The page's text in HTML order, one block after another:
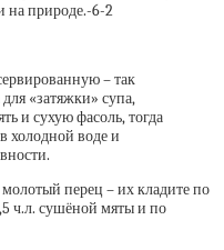
– так
«затяжки» супа,
и сухую фасоль, тогда
холодной воде и
перец – их кладите по
ч.л. сушёной мяты и по